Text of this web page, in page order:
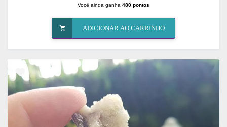
Você ainda ganha 480 pontos
ADICIONAR AO CARRINHO
ADICIONAR
OS